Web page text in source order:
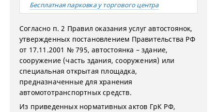
Бесплатная парковка у торгового центра
Согласно п. 2 Правил оказания услуг автостоянок,
утвержденных постановлением Правительства РФ
от 17.11.2001 № 795, автостоянка – здание,
сооружение (часть здания, сооружения) или
специальная открытая площадка,
предназначенные для хранения
автомототранспортных средств.
Из приведенных нормативных актов ГрК РФ,